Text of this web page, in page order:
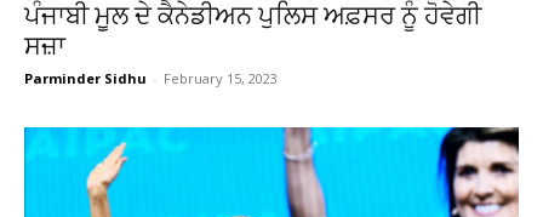
ਪੰਜਾਬੀ ਮੂਲ ਦੇ ਕੈਨੇਡੀਅਨ ਪੁਲਿਸ ਅਫ਼ਸਰ ਨੂੰ ਹੋਵੇਗੀ
ਸਜ਼ਾ
Parminder Sidhu - February 15, 2023